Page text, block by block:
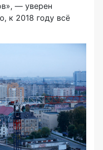
— уверен
к 2018 году всё